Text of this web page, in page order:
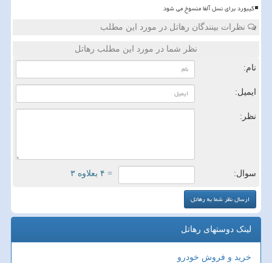
کیبورد برای نسل آلفا منسوخ می شود
نظرات بینندگان رهاتل در مورد این مطلب
نظر شما در مورد این مطلب رهاتل
نام:
ایمیل:
نظر:
سوال: = ۴ بعلاوه ۳
لینک دوستهای رهاتل
خرید و فروش خودرو